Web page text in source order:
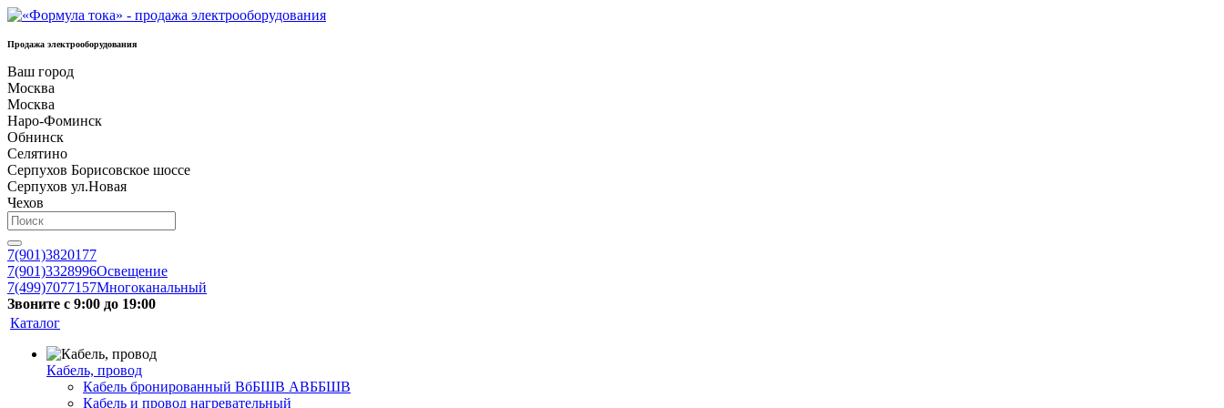
Продажа электрооборудования
Ваш город
Москва
Москва
Наро-Фоминск
Обнинск
Селятино
Серпухов Борисовское шоссе
Серпухов ул.Новая
Чехов
7(901)3820177
7(901)3328996Освещение
7(499)7077157Многоканальный
Звоните с 9:00 до 19:00
Каталог
Кабель, провод
Кабель бронированный ВбБШВ АВББШВ
Кабель и провод нагревательный